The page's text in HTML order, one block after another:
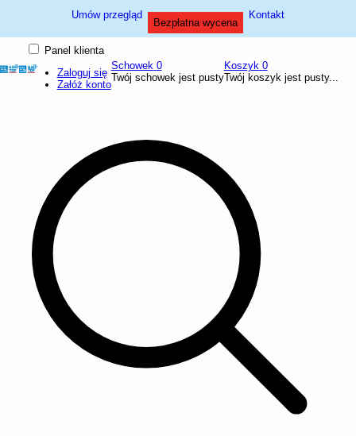
Umów przegląd
Bezpłatna wycena
Kontakt
Panel klienta
Zaloguj się
Załóż konto
Schowek 0
Twój schowek jest pusty
Koszyk 0
Twój koszyk jest pusty...